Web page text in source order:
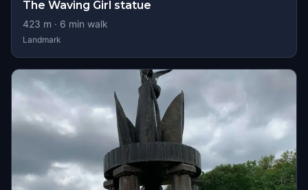
The Waving Girl statue
423 m · 6 min walk
Landmark